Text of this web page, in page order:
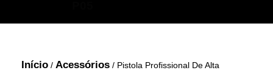
Início / Acessórios / Pistola Profissional De Alta